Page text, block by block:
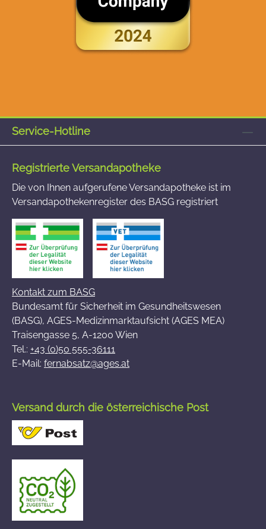
Service-Hotline
Registrierte Versandapotheke
Die von Ihnen aufgerufene Versandapotheke ist im
Versandapothekenregister des BASG registriert
Kontakt zum BASG
Bundesamt für Sicherheit im Gesundheitswesen
(BASG), AGES-Medizinmarktaufsicht (AGES MEA)
Traisengasse 5, A-1200 Wien
Tel.: +43 (0)50 555-36111
E-Mail: fernabsatz@ages.at
Versand durch die österreichische Post